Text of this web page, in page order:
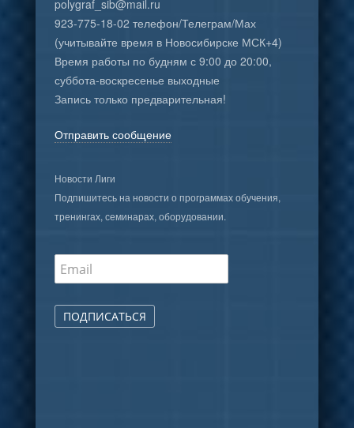
polygraf_sib@mail.ru
923-775-18-02 телефон/Телеграм/Мах
(учитывайте время в Новосибирске МСК+4)
Время работы по будням с 9:00 до 20:00,
суббота-воскресенье выходные
Запись только предварительная!
Отправить сообщение
Новости Лиги
Подпишитесь на новости о программах обучения,
тренингах, семинарах, оборудовании.
ПОДПИСАТЬСЯ